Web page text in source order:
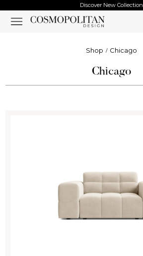
Discover New Collection
Shop Chicago
Chicago